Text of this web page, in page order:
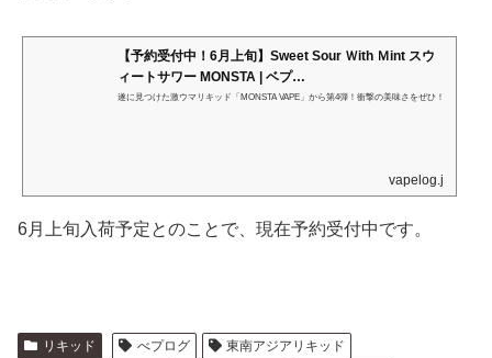
【予約受付中！6月上旬】Sweet Sour Ｗith Ｍint スウ
ィートサワー MONSTA | ベプ…
遂に見つけた激ウマリキッド「MONSTA VAPE」から第4弾！衝撃の美味さをぜひ！
vapelog.jp
6月上旬入荷予定とのことで、現在予約受付中です。
リキッド べプログ
東南アジアリキッド